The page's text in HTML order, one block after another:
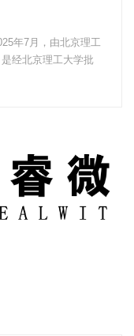
年7月，由北京理工
经北京理工大学批